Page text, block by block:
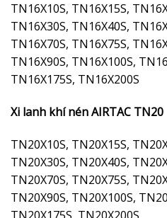
TN16X10S, TN16X15S,
TN16X30S, TN16X40S,
TN16X70S, TN16X75S,
TN16X90S, TN16X100S,
TN16X175S, TN16X200S
Xi lanh khí nén AIRTAC TN20
TN20X10S, TN20X15S,
TN20X30S, TN20X40S,
TN20X70S, TN20X75S,
TN20X90S, TN20X100S,